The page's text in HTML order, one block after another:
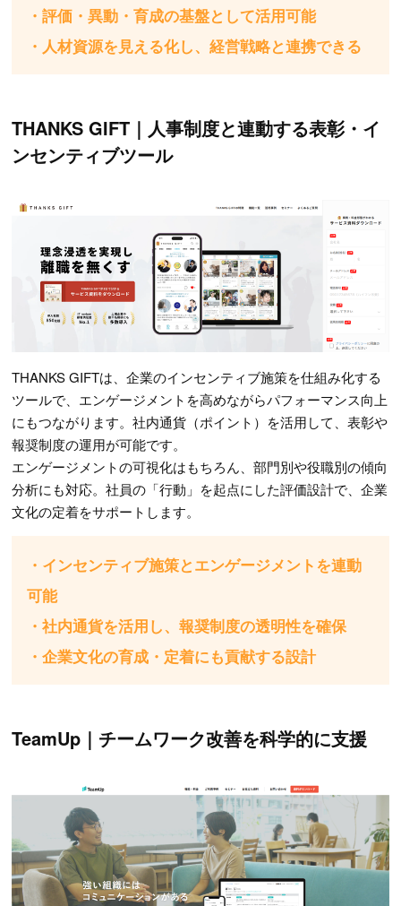
・評価・異動・育成の基盤として活用可能
・人材資源を見える化し、経営戦略と連携できる
THANKS GIFT｜人事制度と連動する表彰・イ
ンセンティブツール
THANKS GIFTは、企業のインセンティブ施策を仕組み化する
ツールで、エンゲージメントを高めながらパフォーマンス向上
にもつながります。社内通貨（ポイント）を活用して、表彰や
報奨制度の運用が可能です。
エンゲージメントの可視化はもちろん、部門別や役職別の傾向
分析にも対応。社員の「行動」を起点にした評価設計で、企業
文化の定着をサポートします。
・インセンティブ施策とエンゲージメントを連動
可能
・社内通貨を活用し、報奨制度の透明性を確保
・企業文化の育成・定着にも貢献する設計
TeamUp｜チームワーク改善を科学的に支援